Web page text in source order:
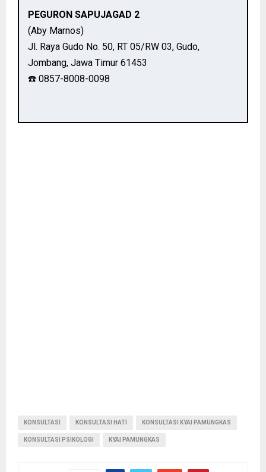
PEGURON SAPUJAGAD 2
(Aby Marnos)
Jl. Raya Gudo No. 50, RT 05/RW 03, Gudo,
Jombang, Jawa Timur 61453
☎️ 0857-8008-0098
KONSULTASI KONSULTASI HATI KONSULTASI KYAI PAMUNGKAS
KONSULTASI PSIKOLOGI KYAI PAMUNGKAS